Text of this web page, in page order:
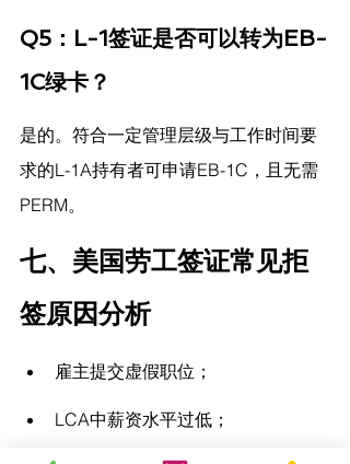
Q5：L-1签证是否可以转为EB-
1C绿卡？
是的。符合一定管理层级与工作时间要
求的L-1A持有者可申请EB-1C，且无需
PERM。
七、美国劳工签证常见拒
签原因分析
雇主提交虚假职位；
LCA中薪资水平过低；